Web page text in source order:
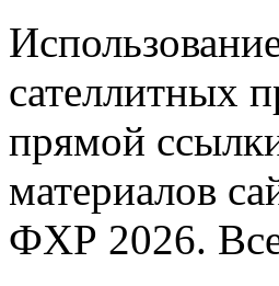
сателлитных
прямой
материалов
ФХР 2026.